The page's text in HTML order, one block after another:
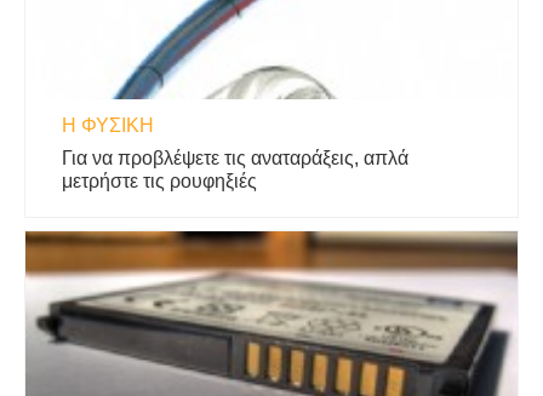
Η ΦΥΣΙΚΗ
Για να προβλέψετε τις αναταράξεις, απλά
μετρήστε τις ρουφηξιές